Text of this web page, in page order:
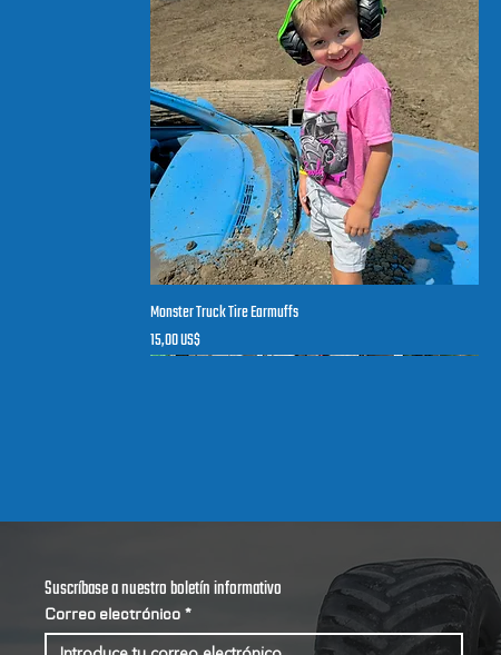
Vista rápida
Monster Truck Tire Earmuffs
Precio
15,00 US$
Suscríbase a nuestro boletín informativo
Correo electrónico *